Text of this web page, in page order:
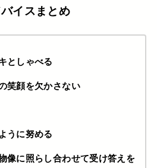
イスまとめ
としゃべる
笑顔を欠かさない
うに努める
像に照らし合わせて受け答えを